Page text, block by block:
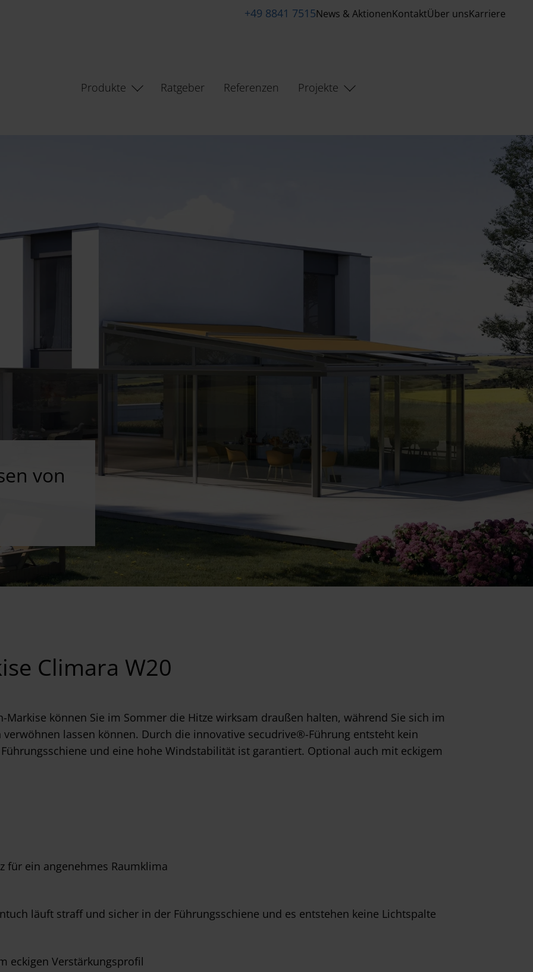
+49 8841 7515News & AktionenKontaktÜber unsKarriere
Produkte
Ratgeber Referenzen Projekte
von
Climara W20
können Sie im Sommer die Hitze wirksam draußen halten, während Sie sich im
lassen können. Durch die innovative secudrive®-Führung entsteht kein
und eine hohe Windstabilität ist garantiert. Optional auch mit eckigem
für ein angenehmes Raumklima
läuft straff und sicher in der Führungsschiene und es entstehen keine Lichtspalte
eckigen Verstärkungsprofil